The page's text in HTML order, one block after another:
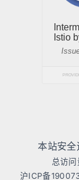
本站安全
总访
沪ICP备